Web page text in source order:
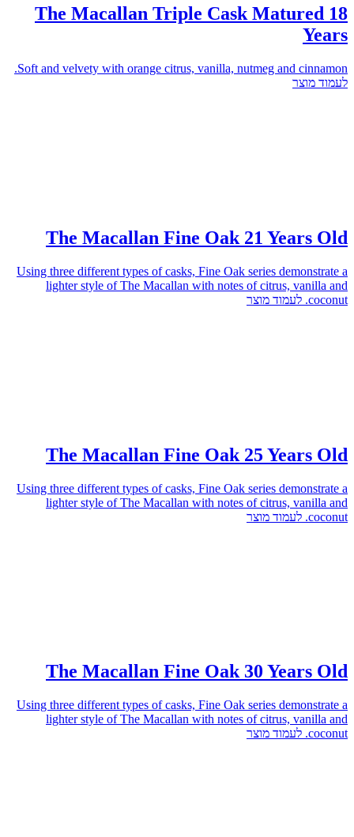
The Macallan Triple Cask Matured 18
Years
Soft and velvety with orange citrus, vanilla, nutmeg and cinnamon.
לעמוד מוצר
The Macallan Fine Oak 21 Years Old
Using three different types of casks, Fine Oak series demonstrate a
lighter style of The Macallan with notes of citrus, vanilla and
coconut. לעמוד מוצר
The Macallan Fine Oak 25 Years Old
Using three different types of casks, Fine Oak series demonstrate a
lighter style of The Macallan with notes of citrus, vanilla and
coconut. לעמוד מוצר
The Macallan Fine Oak 30 Years Old
Using three different types of casks, Fine Oak series demonstrate a
lighter style of The Macallan with notes of citrus, vanilla and
coconut. לעמוד מוצר